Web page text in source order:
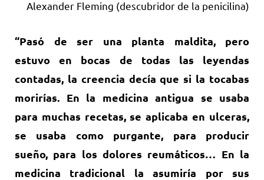
Alexander Fleming (descubridor de la penicilina)
“Pasó de ser una planta maldita, pero
estuvo en bocas de todas las leyendas
contadas, la creencia decía que si la tocabas
morirías. En la medicina antigua se usaba
para muchas recetas, se aplicaba en ulceras,
se usaba como purgante, para producir
sueño, para los dolores reumáticos… En la
medicina tradicional la asumiría por sus